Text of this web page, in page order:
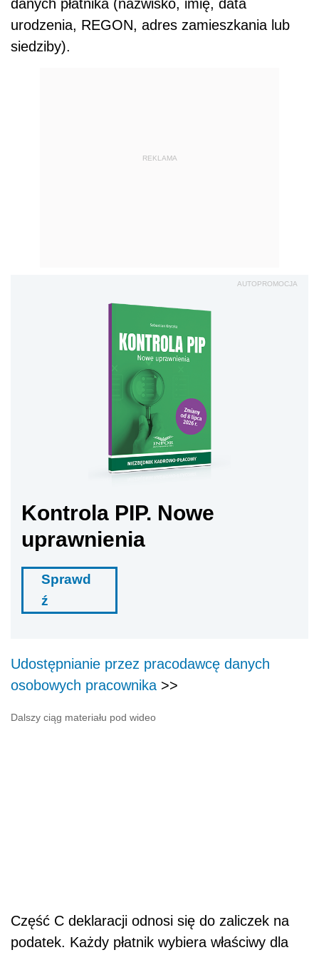
danych płatnika (nazwisko, imię, data
urodzenia, REGON, adres zamieszkania lub
siedziby).
REKLAMA
AUTOPROMOCJA
Kontrola PIP. Nowe
uprawnienia
Sprawd
ź
Udostępnianie przez pracodawcę danych
osobowych pracownika >>
Dalszy ciąg materiału pod wideo
Część C deklaracji odnosi się do zaliczek na
podatek. Każdy płatnik wybiera właściwy dla